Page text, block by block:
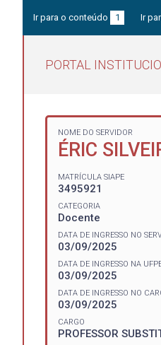
Ir para o conteúdo 1 Ir
PORTAL
NOME DO SERVIDOR
ÉRIC
MATRÍCULA SIAPE
3495921
CATEGORIA
Docente
DATA DE INGRESSO NO
03/09/2025
DATA DE INGRESSO NA
03/09/2025
DATA DE INGRESSO NO
03/09/2025
CARGO
PROFESSOR